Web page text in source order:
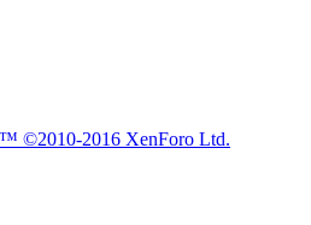
©2010-2016 XenForo Ltd.